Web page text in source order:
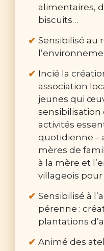
alimentaires,
biscuits…
Sensibilisé au
Incié la
association
jeunes qui
sensibilisation
activités
quotidienne –
mères de
à la mère et
villageois
Sensibilisé à
pérenne :
plantations
Animé des